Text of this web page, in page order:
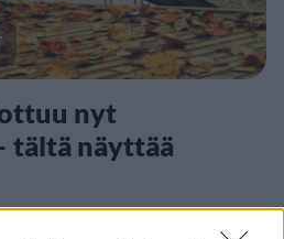
nyt
tältä näyttää